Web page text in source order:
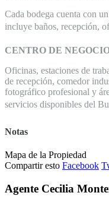
Cada bodega cuenta con
incluye baños, recepción,
CENTRO DE
Oficinas, estaciones de
de recepción, comedor
fotográfico profesional y
servicios disponibles del
Notas
Mapa de la Propiedad
Compartir esto Facebook
Agente Cecilia